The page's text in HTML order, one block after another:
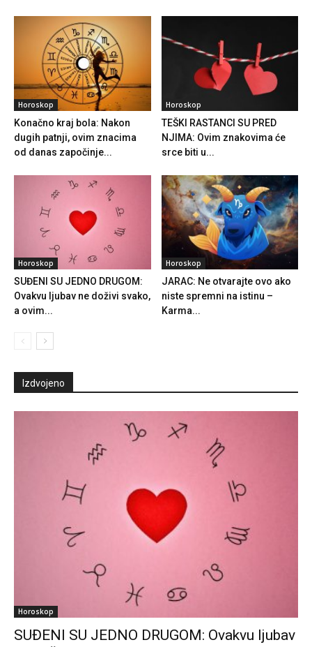
Horoskop
Konačno kraj bola: Nakon
dugih patnji, ovim znacima
od danas započinje...
Horoskop
TEŠKI RASTANCI SU PRED
NJIMA: Ovim znakovima će
srce biti u...
Horoskop
SUĐENI SU JEDNO DRUGOM:
Ovakvu ljubav ne doživi svako,
a ovim...
Horoskop
JARAC: Ne otvarajte ovo ako
niste spremni na istinu –
Karma...
Izdvojeno
Horoskop
SUĐENI SU JEDNO DRUGOM: Ovakvu ljubav